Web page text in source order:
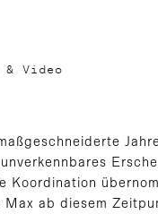
& Video
ab diesem